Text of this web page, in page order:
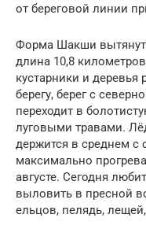
от береговой линии
Форма Шакши
длина 10,8
кустарники и деревья
берегу, берег с
переходит в
луговыми травами.
держится в среднем с
максимально
августе. Сегодня
выловить в пресной
ельцов, пелядь,